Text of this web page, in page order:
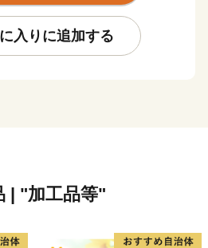
数の作付面積を誇る菜の花畑。
旬には市内に菜の花の黄色いじ
入りに追加する
| "加工品等"